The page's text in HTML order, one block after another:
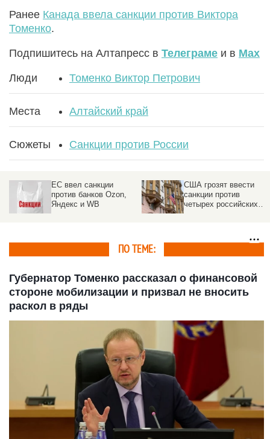
Ранее Канада ввела санкции против Виктора
Томенко.
Подпишитесь на Алтапресс в Телеграме и в Max
Люди Томенко Виктор Петрович
Места Алтайский край
Сюжеты Санкции против России
ЕС ввел санкции
против банков Ozon,
Яндекс и WB
США грозят ввести
санкции против
четырех российских
ПО ТЕМЕ:
Губернатор Томенко рассказал о финансовой
стороне мобилизации и призвал не вносить
раскол в ряды